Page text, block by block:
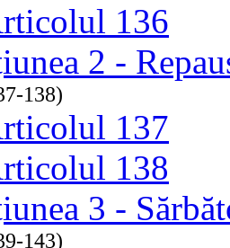
136
2 -
138)
137
138
3 -
143)